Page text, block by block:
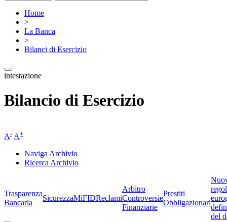
Home
>
La Banca
>
Bilanci di Esercizio
intestazione
Bilancio di Esercizio
A- A+
Naviga Archivio
Ricerca Archivio
Trasparenza
Bancaria
SicurezzaMiFIDReclami
Arbitro
Controversie
Finanziarie
Prestiti
Obbligazionari
del